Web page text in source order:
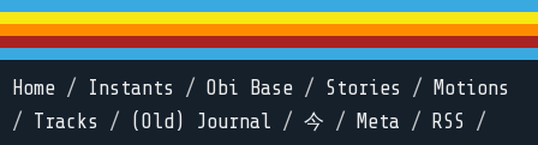
Home / Instants / Obi Base / Stories /
Motions
/ Tracks / (Old) Journal / 今 / Meta / RSS /